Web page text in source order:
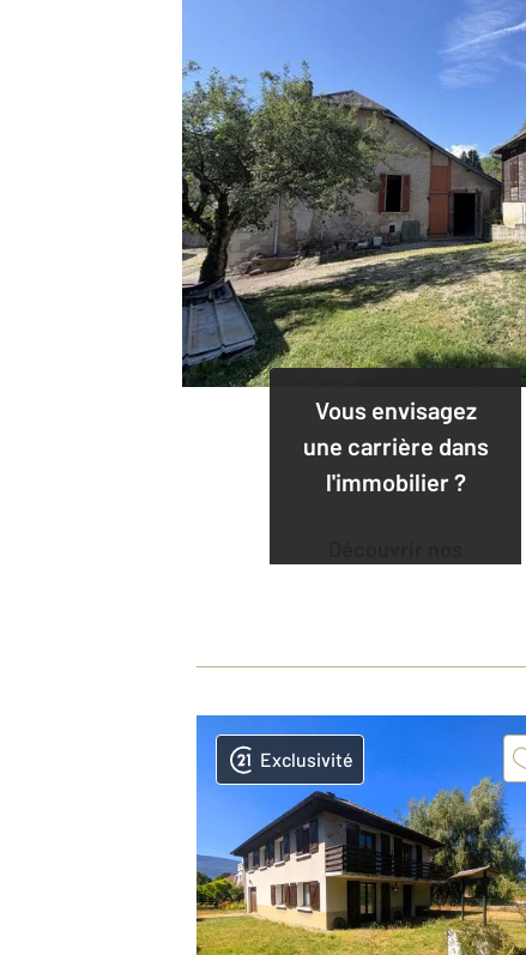
Vous envisagez
une carrière dans
l'immobilier ?
Exclusivité